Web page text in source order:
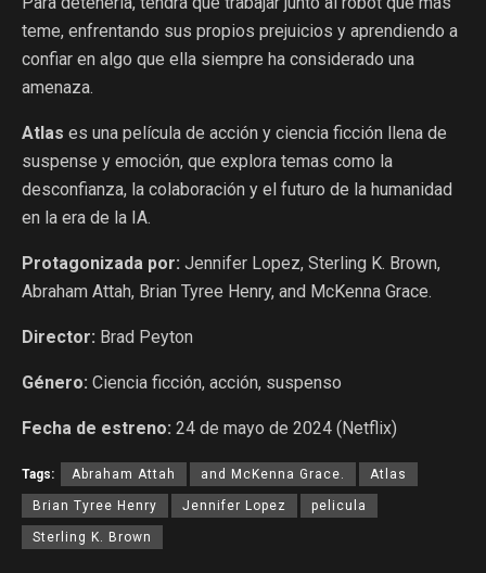
teme, enfrentando sus propios prejuicios y aprendiendo a
confiar en algo que ella siempre ha considerado una
amenaza.
Atlas es una película de acción y ciencia ficción llena de
suspense y emoción, que explora temas como la
desconfianza, la colaboración y el futuro de la humanidad
en la era de la IA.
Protagonizada por: Jennifer Lopez, Sterling K. Brown,
Abraham Attah, Brian Tyree Henry, and McKenna Grace.
Director: Brad Peyton
Género: Ciencia ficción, acción, suspenso
Fecha de estreno: 24 de mayo de 2024 (Netflix)
Tags: Abraham Attah and McKenna Grace. Atlas
Brian Tyree Henry Jennifer Lopez pelicula
Sterling K. Brown